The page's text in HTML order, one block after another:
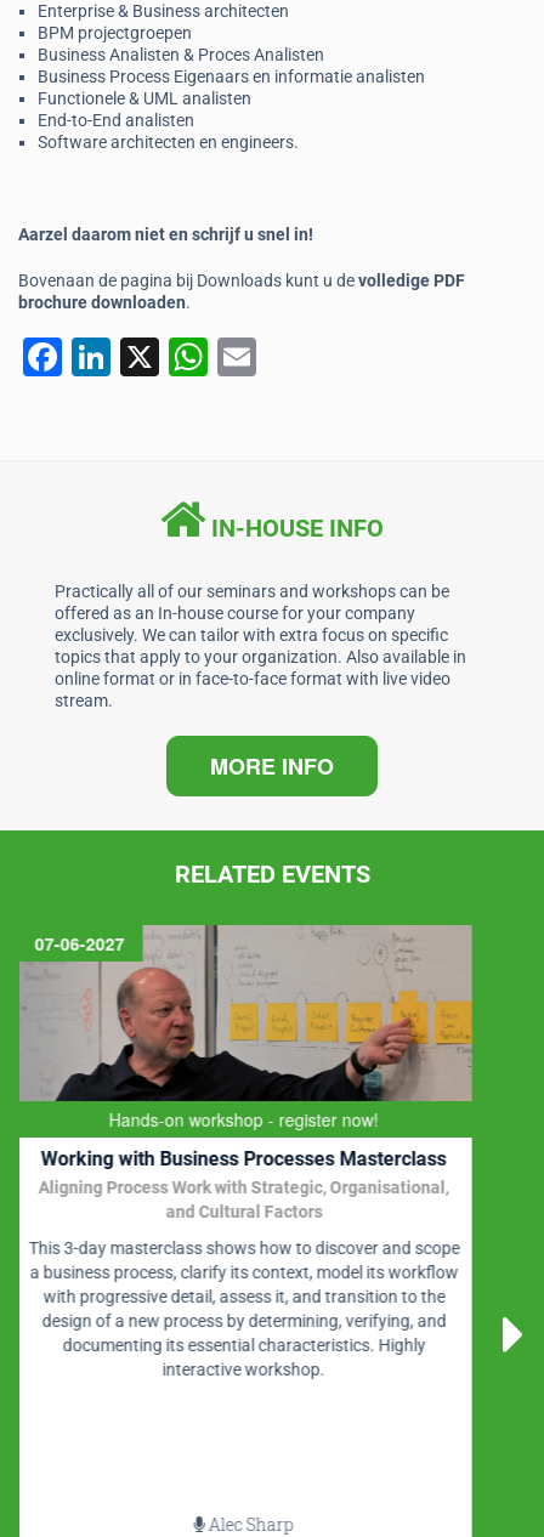
Enterprise & Business architecten
BPM projectgroepen
Business Analisten & Proces Analisten
Business Process Eigenaars en informatie analisten
Functionele & UML analisten
End-to-End analisten
Software architecten en engineers.
Aarzel daarom niet en schrijf u snel in!
Bovenaan de pagina bij Downloads kunt u devolledige PDF
brochure downloaden.
F
o
k
Li
X
W
A
p
p
IN-HOUSE INFO
Practically all of our seminars and workshops can be
offered as an In-house course for your company
exclusively. We can tailor with extra focus on specific
topics that apply to your organization. Also available in
online format or in face-to-face format with live video
stream.
MORE INFO
RELATED EVENTS
In-house only
Procesmodelleren met BPMN 2.0
(Dutch spoken)
BPMN is the OMG standard for business process
modelling. On day one you will learn all about the syntax
used in BPMN 2.0. In the hands-on workshop on day two
you will start using the diagrams and symbols to design
process flows yourself.
Christian Gijsels